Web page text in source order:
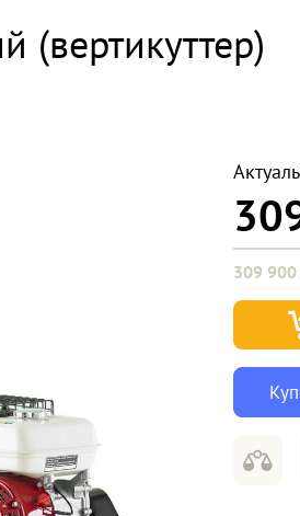
(вертикуттер)
309 900